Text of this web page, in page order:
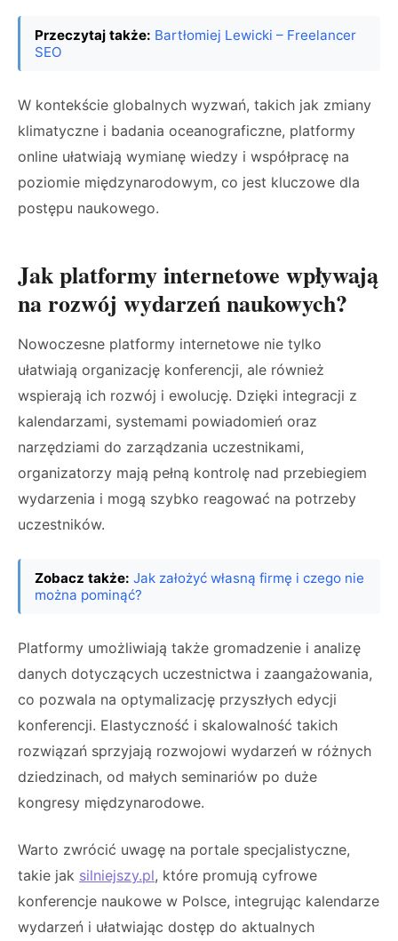
Przeczytaj także: Bartłomiej Lewicki – Freelancer
SEO
W kontekście globalnych wyzwań, takich jak zmiany
klimatyczne i badania oceanograficzne, platformy
online ułatwiają wymianę wiedzy i współpracę na
poziomie międzynarodowym, co jest kluczowe dla
postępu naukowego.
Jak platformy internetowe wpływają
na rozwój wydarzeń naukowych?
Nowoczesne platformy internetowe nie tylko
ułatwiają organizację konferencji, ale również
wspierają ich rozwój i ewolucję. Dzięki integracji z
kalendarzami, systemami powiadomień oraz
narzędziami do zarządzania uczestnikami,
organizatorzy mają pełną kontrolę nad przebiegiem
wydarzenia i mogą szybko reagować na potrzeby
uczestników.
Zobacz także: Jak założyć własną firmę i czego nie
można pominąć?
Platformy umożliwiają także gromadzenie i analizę
danych dotyczących uczestnictwa i zaangażowania,
co pozwala na optymalizację przyszłych edycji
konferencji. Elastyczność i skalowalność takich
rozwiązań sprzyjają rozwojowi wydarzeń w różnych
dziedzinach, od małych seminariów po duże
kongresy międzynarodowe.
Warto zwrócić uwagę na portale specjalistyczne,
takie jak silniejszy.pl, które promują cyfrowe
konferencje naukowe w Polsce, integrując kalendarze
wydarzeń i ułatwiając dostęp do aktualnych